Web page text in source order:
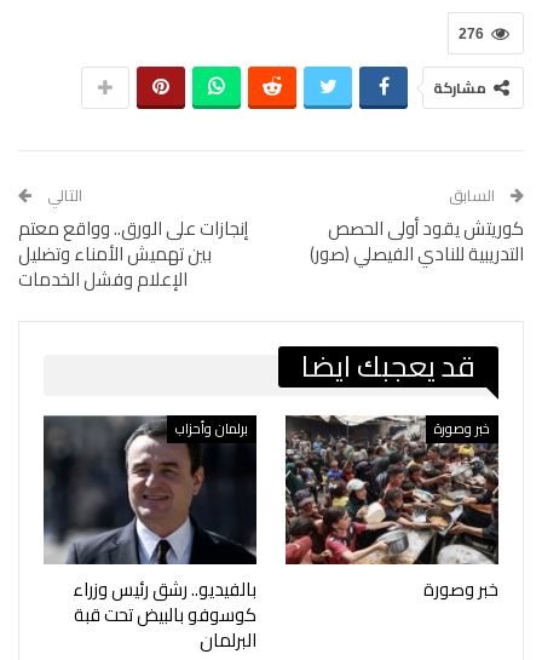
276
مشاركة
السابق
كوريتش يقود أولى الحصص
التدريبية للنادي الفيصلي (صور)
التالي
إنجازات على الورق.. وواقع معتم
بين تهميش الأمناء وتضليل
الإعلام وفشل الخدمات
قد يعجبك ايضا
خبر وصورة
خبر وصورة
برلمان وأحزاب
بالفيديو.. رشق رئيس وزراء
كوسوفو بالبيض تحت قبة
البرلمان